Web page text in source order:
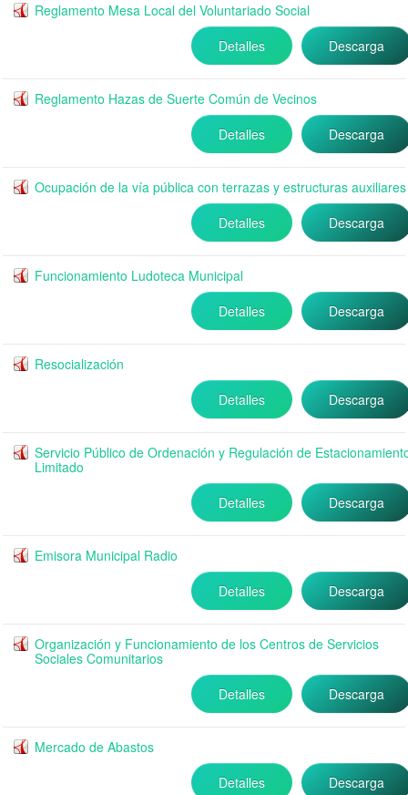
Reglamento Mesa Local del Voluntariado Social
Descarga
Detalles
Reglamento Hazas de Suerte Común de Vecinos
Descarga
Detalles
Ocupación de la vía pública con terrazas y estructuras auxiliares
Descarga
Detalles
Funcionamiento Ludoteca Municipal
Descarga
Detalles
Resocialización
Descarga
Detalles
Servicio Público de Ordenación y Regulación de
Limitado
Descarga
Detalles
Emisora Municipal Radio
Descarga
Detalles
Organización y Funcionamiento de los Centros de Servicios
Sociales Comunitarios
Descarga
Detalles
Mercado de Abastos
Descarga
Detalles